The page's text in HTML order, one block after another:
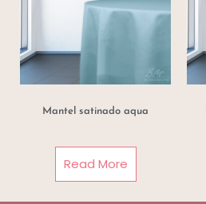
Mantel satinado aqua
Read More